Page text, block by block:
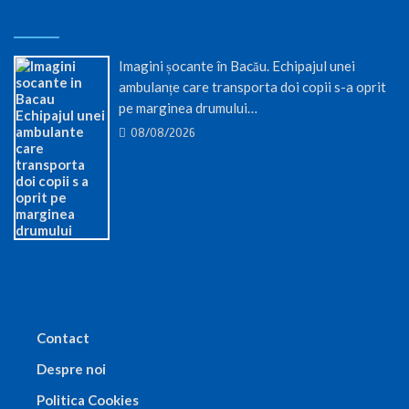
Imagini șocante în Bacău. Echipajul unei
ambulanțe care transporta doi copii s-a oprit
pe marginea drumului…
08/08/2026
Contact
Despre noi
Politica Cookies